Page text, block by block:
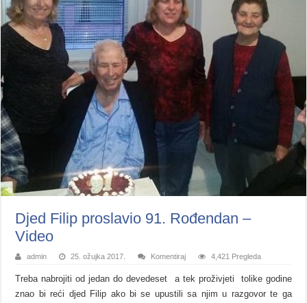
Djed Filip proslavio 91. Rođendan –
Video
admin 25. ožujka 2017. Komentiraj 4,421 Pregleda
Treba nabrojiti od jedan do devedeset a tek proživjeti tolike godine
znao bi reći djed Filip ako bi se upustili sa njim u razgovor te ga